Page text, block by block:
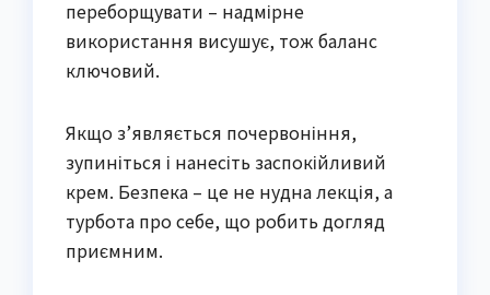
переборщувати – надмірне
використання висушує, тож баланс
ключовий.
Якщо з’являється почервоніння,
зупиніться і нанесіть заспокійливий
крем. Безпека – це не нудна лекція, а
турбота про себе, що робить догляд
приємним.